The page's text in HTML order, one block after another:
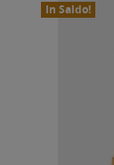
In Saldo!
Nuovo